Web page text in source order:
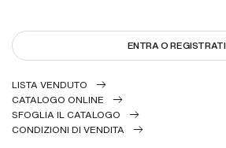
ENTRA O REGISTRATI
LISTA VENDUTO
CATALOGO ONLINE
SFOGLIA IL CATALOGO
CONDIZIONI DI VENDITA